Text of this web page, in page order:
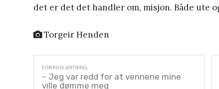
det er det det handler om, misjon. Både ute
Torgeir Henden
– Jeg var redd for at vennene mine
ville dømme meg